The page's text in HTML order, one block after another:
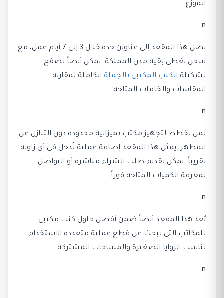
الموزّع.
n
يصل هذا المقعد إلى عناوين جدة خلال 3 إلى 7 أيام عمل، مع
شحن يغطي بقية مدن المملكة. يمكن أيضاً تصفح
تشكيلة الكنب المكتبي بالجملة الكاملة لمقارنة
المقاسات والخامات المتاحة.
n
لمن يخطط لتجهيز مكتب بميزانية محدودة دون التنازل عن
المظهر، يمثل هذا المقعد إضافة عملية تُدخل في أي زاوية
تقريباً. يمكن تقديم طلب الشراء مباشرة أو التواصل
لمعرفة الكميات المتاحة فوراً.
n
يُعد هذا المقعد أيضاً ضمن أفضل حلول كنب مكتبي
للمكاتب التي تبحث عن قطع عملية متعددة الاستخدام
تناسب الزوايا الصغيرة والمساحات المشتركة.
n